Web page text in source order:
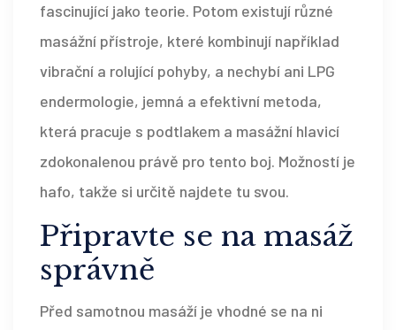
fascinující jako teorie. Potom existují různé
masážní přístroje, které kombinují například
vibrační a rolující pohyby, a nechybí ani LPG
endermologie, jemná a efektivní metoda,
která pracuje s podtlakem a masážní hlavicí
zdokonalenou právě pro tento boj. Možností je
hafo, takže si určitě najdete tu svou.
Připravte se na masáž
správně
Před samotnou masáží je vhodné se na ni